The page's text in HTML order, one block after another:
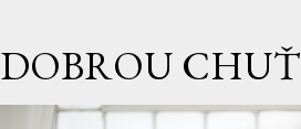
DOBROU CHUŤ